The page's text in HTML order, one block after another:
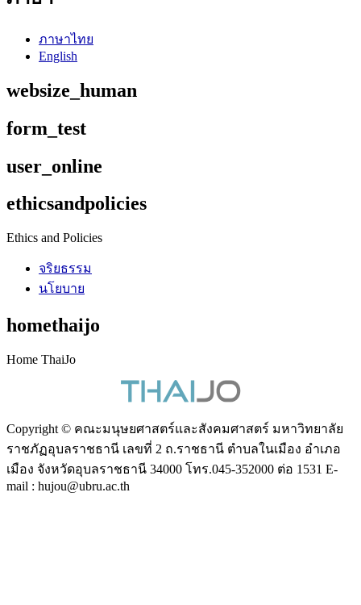
ภาษาไทย
English
websize_human
form_test
user_online
ethicsandpolicies
Ethics and Policies
จริยธรรม
นโยบาย
homethaijo
Home ThaiJo
Copyright © คณะมนุษยศาสตร์และสังคมศาสตร์ มหาวิทยาลัย
ราชภัฏอุบลราชธานี เลขที่ 2 ถ.ราชธานี ตำบลในเมือง อำเภอ
เมือง จังหวัดอุบลราชธานี 34000 โทร.045-352000 ต่อ 1531 E-
mail : hujou@ubru.ac.th